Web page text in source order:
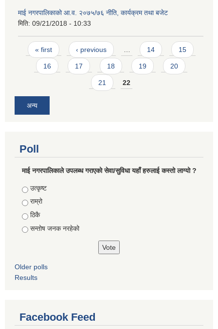
माई नगरपालिकाको आ.व. २०७५/७६ नीति, कार्यक्रम तथा बजेट
मिति: 09/21/2018 - 10:33
Pages
« first ‹ previous … 14 15
16 17 18 19 20
21 22
अन्य
Poll
माई नगरपालिकाले उपलब्ध गराएको सेवा/सुविधा यहाँ हरुलाई कस्तो लाग्यो ?
Choices
उत्कृष्ट
राम्रो
ठिकै
सन्तोष जनक नरहेको
Older polls
Results
Facebook Feed